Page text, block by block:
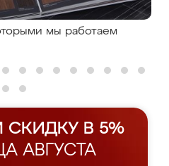
мы работаем
В 5%
АВГУСТА